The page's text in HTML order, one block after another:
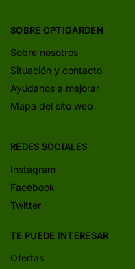
SOBRE OPTIGARDEN
Sobre nosotros
Situación y contacto
Ayúdanos a mejorar
Mapa del sito web
REDES SOCIALES
Instagram
Facebook
Twitter
TE PUEDE INTERESAR
Ofertas